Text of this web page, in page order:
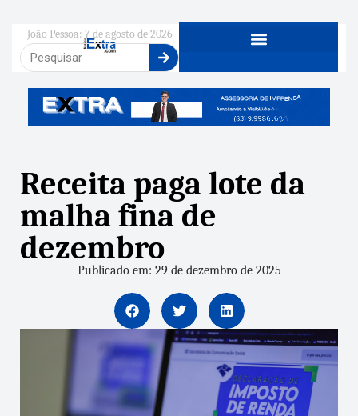
João Pessoa: 7 de agosto de 2026
Receita paga lote da
malha fina de
dezembro
Publicado em: 29 de dezembro de 2025